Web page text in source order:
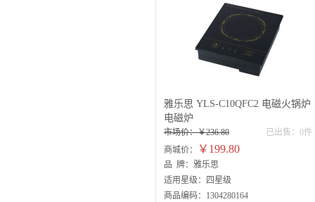
雅乐思 YLS-C10QFC2 电磁火锅炉
电磁炉
已出售：0件
市场价：￥236.80
商城价：
￥199.80
品 牌：雅乐思
适用星级：四星级
商品编码：1304280164